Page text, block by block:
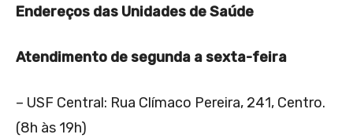
Endereços das Unidades de Saúde
Atendimento de segunda a sexta-feira
– USF Central: Rua Clímaco Pereira, 241, Centro.
(8h às 19h)